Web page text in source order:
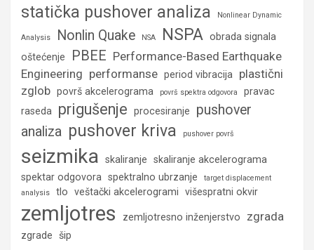
statička pushover analiza
Nonlinear Dynamic
Analysis Nonlin Quake NSA NSPA obrada signala
oštećenje
PBEE Performance-Based Earthquake
Engineering performanse period vibracija
plastični
zglob površ akcelerograma površ spektra odgovora
pravac
raseda
prigušenje procesiranje
pushover
analiza pushover kriva pushover površ
seizmika skaliranje
skaliranje akcelerograma
spektar odgovora
spektralno ubrzanje
target displacement
analysis
tlo veštački akcelerogrami višespratni okvir
zemljotres zemljotresno inženjerstvo zgrada
zgrade šip